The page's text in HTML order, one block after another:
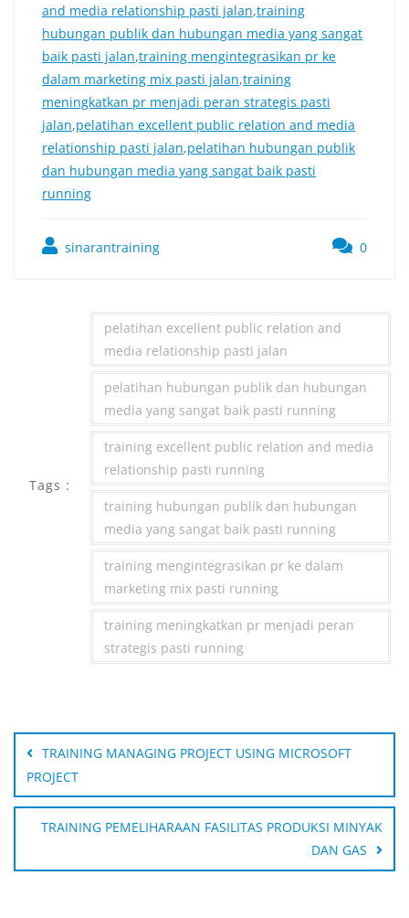
and media relationship pasti jalan,training
hubungan publik dan hubungan media yang sangat
baik pasti jalan,training mengintegrasikan pr ke
dalam marketing mix pasti jalan,training
meningkatkan pr menjadi peran strategis pasti
jalan,pelatihan excellent public relation and media
relationship pasti jalan,pelatihan hubungan publik
dan hubungan media yang sangat baik pasti
running
sinarantraining 0
Tags :
pelatihan excellent public relation and
media relationship pasti jalan
pelatihan hubungan publik dan hubungan
media yang sangat baik pasti running
training excellent public relation and media
relationship pasti running
training hubungan publik dan hubungan
media yang sangat baik pasti running
training mengintegrasikan pr ke dalam
marketing mix pasti running
training meningkatkan pr menjadi peran
strategis pasti running
Post
navigation
TRAINING MANAGING PROJECT USING MICROSOFT
PROJECT
TRAINING PEMELIHARAAN FASILITAS PRODUKSI MINYAK
DAN GAS